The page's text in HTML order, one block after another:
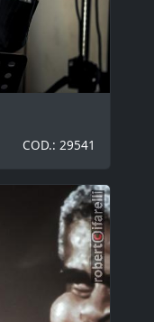
COD.: 29541